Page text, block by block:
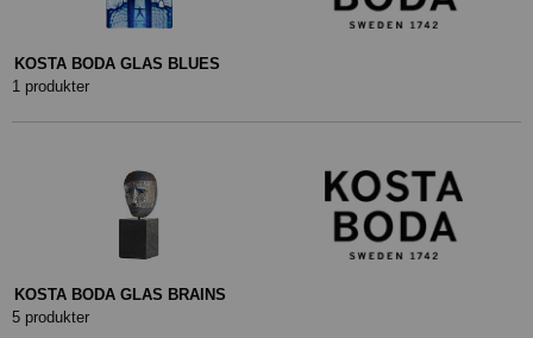
KOSTA BODA GLAS BLUES
1 produkter
KOSTA BODA GLAS BRAINS
5 produkter